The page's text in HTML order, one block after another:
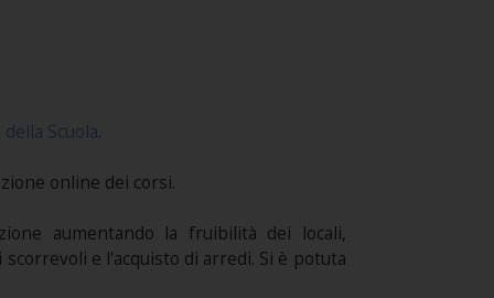
della Scuola.
online dei corsi.
aumentando la fruibilità dei locali,
e l'acquisto di arredi. Si è potuta